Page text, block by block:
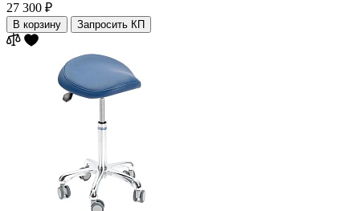
27 300 ₽
В корзину Запросить КП